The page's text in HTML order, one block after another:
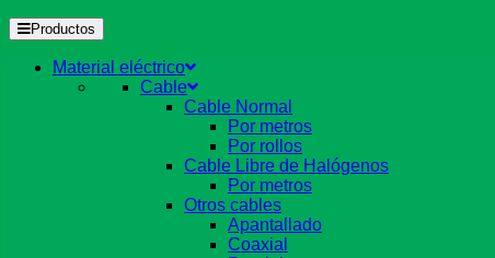
Productos
Material eléctrico
Cable
Cable Normal
Por metros
Por rollos
Cable Libre de Halógenos
Por metros
Otros cables
Apantallado
Coaxial